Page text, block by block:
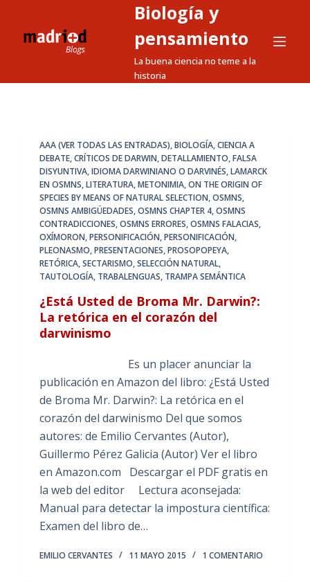
a
Biología y
pensamiento
La buena ciencia no teme a la
historia
AAA (VER TODAS LAS ENTRADAS),BIOLOGÍA,CIENCIA A
DEBATE,CRÍTICOS DE DARWIN,DETALLAMIENTO,FALSA
DISYUNTIVA,IDIOMA DARWINIANO O DARVINÉS,LAMARCK
EN OSMNS,LITERATURA,METONIMIA,ON THE ORIGIN OF
SPECIES BY MEANS OF NATURAL SELECTION,OSMNS,
OSMNS AMBIGÜEDADES,OSMNS CHAPTER 4,OSMNS
CONTRADICCIONES,OSMNS ERRORES,OSMNS FALACIAS,
OXÍMORON,PERSONIFICACIÓN,PERSONIFICACIÓN,
PLEONASMO,PRESENTACIONES,PROSOPOPEYA,
RETÓRICA,SECTARISMO,SELECCIÓN NATURAL,
TAUTOLOGÍA, TRABALENGUAS, TRAMPA SEMÁNTICA
¿Está Usted de Broma Mr. Darwin?:
La retórica en el corazón del
darwinismo
Es un placer anunciar la
publicación en Amazon del libro: ¿Está Usted
de Broma Mr. Darwin?: La retórica en el
corazón del darwinismo Del que somos
autores: de Emilio Cervantes (Autor),
Guillermo Pérez Galicia (Autor) Ver el libro
en Amazon.com Descargar el PDF gratis en
la web del editor Lectura aconsejada:
Manual para detectar la impostura científica:
Examen del libro de…
EMILIO CERVANTES 11 MAYO 2015 1 COMENTARIO